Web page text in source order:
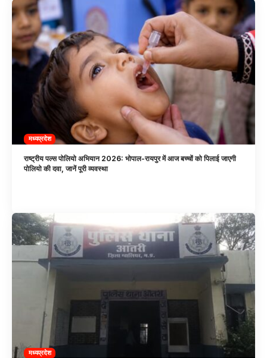
मध्यप्रदेश
राष्ट्रीय पल्स पोलियो अभियान 2026: भोपाल-रायपुर में आज बच्चों को पिलाई जाएगी
पोलियो की दवा, जानें पूरी व्यवस्था
मध्यप्रदेश